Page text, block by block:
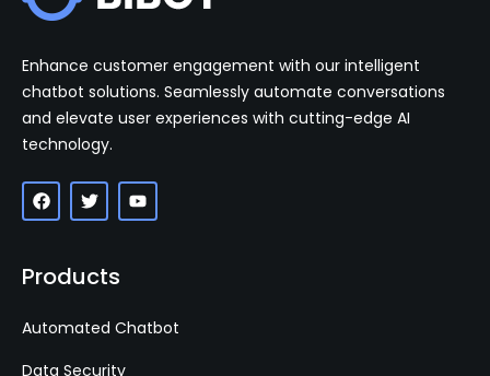
Enhance customer engagement with our intelligent
chatbot solutions. Seamlessly automate conversations
and elevate user experiences with cutting-edge AI
technology.
Products
Automated Chatbot
Data Security